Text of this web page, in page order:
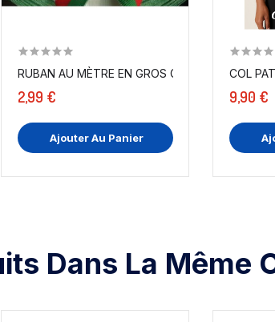
EN FORME...
RUBAN AU MÈTRE EN GROS GRAIN BLANC
2,99 €
Ajouter Au Panier
COL
9,90 €
Dans La Même